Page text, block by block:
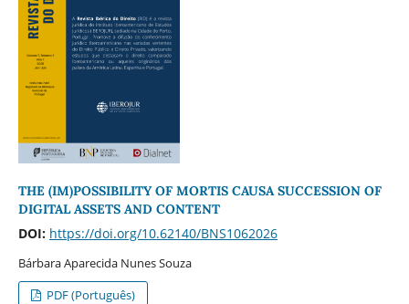
THE (IM)POSSIBILITY OF MORTIS CAUSA SUCCESSION OF
DIGITAL ASSETS AND CONTENT
DOI: https://doi.org/10.62140/BNS1062026
Bárbara Aparecida Nunes Souza
PDF (Português)